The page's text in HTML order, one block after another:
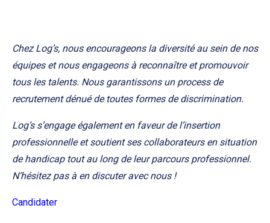
Chez Log’s, nous encourageons la diversité au sein de nos
équipes et nous engageons à reconnaître et promouvoir
tous les talents. Nous garantissons un process de
recrutement dénué de toutes formes de discrimination.
Log’s s’engage également en faveur de l’insertion
professionnelle et soutient ses collaborateurs en situation
de handicap tout au long de leur parcours professionnel.
N’hésitez pas à en discuter avec nous !
Candidater